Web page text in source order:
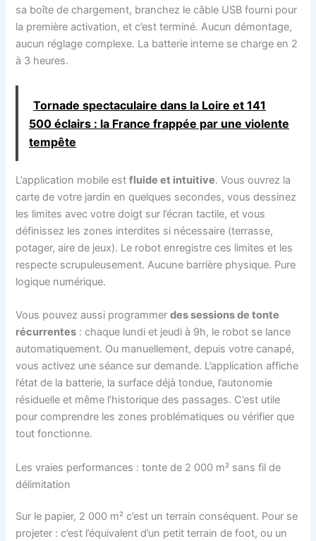
sa boîte de chargement, branchez le câble USB fourni pour
la première activation, et c’est terminé. Aucun démontage,
aucun réglage complexe. La batterie interne se charge en 2
à 3 heures.
Tornade spectaculaire dans la Loire et 141
500 éclairs : la France frappée par une violente
tempête
L’application mobile estfluide et intuitive. Vous ouvrez la
carte de votre jardin en quelques secondes, vous dessinez
les limites avec votre doigt sur l’écran tactile, et vous
définissez les zones interdites si nécessaire (terrasse,
potager, aire de jeux). Le robot enregistre ces limites et les
respecte scrupuleusement. Aucune barrière physique. Pure
logique numérique.
Vous pouvez aussi programmerdes sessions de tonte
récurrentes : chaque lundi et jeudi à 9h, le robot se lance
automatiquement. Ou manuellement, depuis votre canapé,
vous activez une séance sur demande. L’application affiche
l’état de la batterie, la surface déjà tondue, l’autonomie
résiduelle et même l’historique des passages. C’est utile
pour comprendre les zones problématiques ou vérifier que
tout fonctionne.
Les vraies performances : tonte de 2 000 m² sans fil de
délimitation
Sur le papier, 2 000 m² c’est un terrain conséquent. Pour se
projeter : c’est l’équivalent d’un petit terrain de foot, ou un